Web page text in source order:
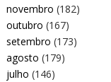
novembro (182)
outubro (167)
setembro (173)
agosto (179)
julho (146)